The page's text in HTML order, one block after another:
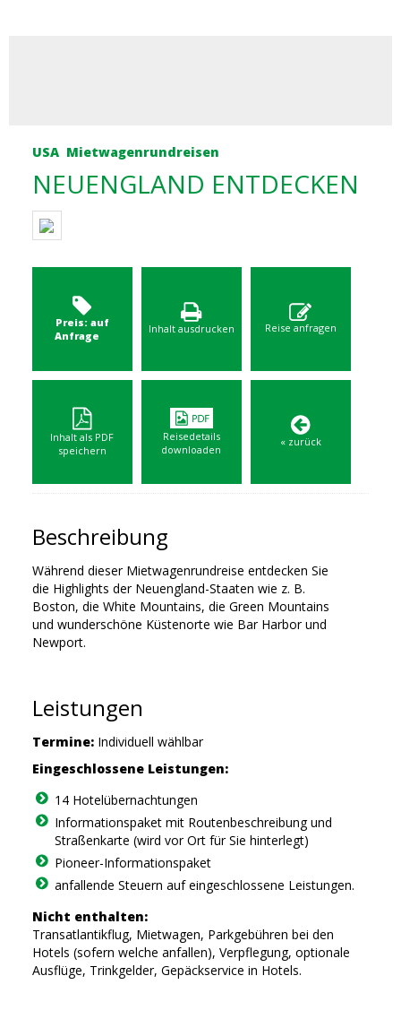
USA Mietwagenrundreisen
NEUENGLAND ENTDECKEN
Preis: auf
Anfrage
Inhalt ausdrucken Reise anfragen
Inhalt als PDF
speichern
Reisedetails
downloaden
« zurück
Beschreibung
Während dieser Mietwagenrundreise entdecken Sie
die Highlights der Neuengland-Staaten wie z. B.
Boston, die White Mountains, die Green Mountains
und wunderschöne Küstenorte wie Bar Harbor und
Newport.
Leistungen
Termine:Individuell wählbar
Eingeschlossene Leistungen:
14 Hotelübernachtungen
Informationspaket mit Routenbeschreibung und
Straßenkarte (wird vor Ort für Sie hinterlegt)
Pioneer-Informationspaket
anfallende Steuern auf eingeschlossene Leistungen.
Nicht enthalten:
Transatlantikflug, Mietwagen, Parkgebühren bei den
Hotels (sofern welche anfallen), Verpflegung, optionale
Ausflüge, Trinkgelder, Gepäckservice in Hotels.